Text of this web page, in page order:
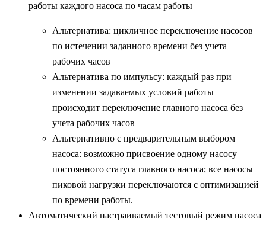
работы каждого насоса по часам работы
Альтернатива: цикличное переключение насосов
по истечении заданного времени без учета
рабочих часов
Альтернатива по импульсу: каждый раз при
изменении задаваемых условий работы
происходит переключение главного насоса без
учета рабочих часов
Альтернативно с предварительным выбором
насоса: возможно присвоение одному насосу
постоянного статуса главного насоса; все насосы
пиковой нагрузки переключаются с оптимизацией
по времени работы.
Автоматический настраиваемый тестовый режим насоса